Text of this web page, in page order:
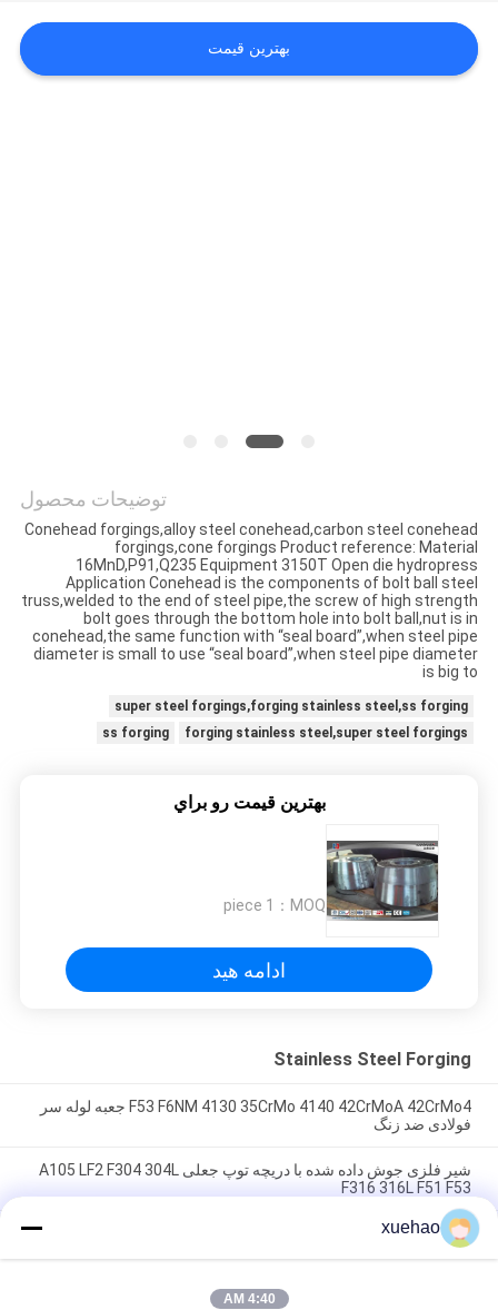
نقشه
سایت
بهترین قیمت
توضیحات محصول
Conehead forgings,alloy steel conehead,carbon steel conehead
forgings,cone forgings Product reference: Material
16MnD,P91,Q235 Equipment 3150T Open die hydropress
Application Conehead is the components of bolt ball steel
truss,welded to the end of steel pipe,the screw of high strength
bolt goes through the bottom hole into bolt ball,nut is in
conehead,the same function with “seal board”,when steel pipe
diameter is small to use “seal board”,when steel pipe diameter
is big to
super steel forgings,forging stainless steel,ss forging
forging stainless steel,super steel forgings
ss forging
بهترين قيمت رو براي
MOQ：
1 piece
ادامه هید
Stainless Steel Forging
F53 F6NM 4130 35CrMo 4140 42CrMoA 42CrMo4 جعبه لوله سر
فولادی ضد زنگ
شیر فلزی جوش داده شده با دریچه توپ جعلی A105 LF2 F304 304L
F316 316L F51 F53
جعلی
xuehao
4:40 AM